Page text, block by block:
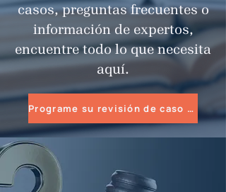
casos, preguntas frecuentes o
información de expertos,
encuentre todo lo que necesita
aquí.
Programe su revisión de caso gratuita